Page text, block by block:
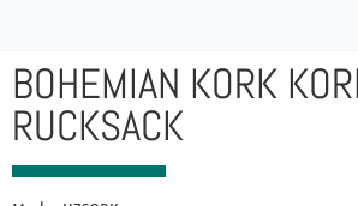
BOHEMIAN KORK
RUCKSACK